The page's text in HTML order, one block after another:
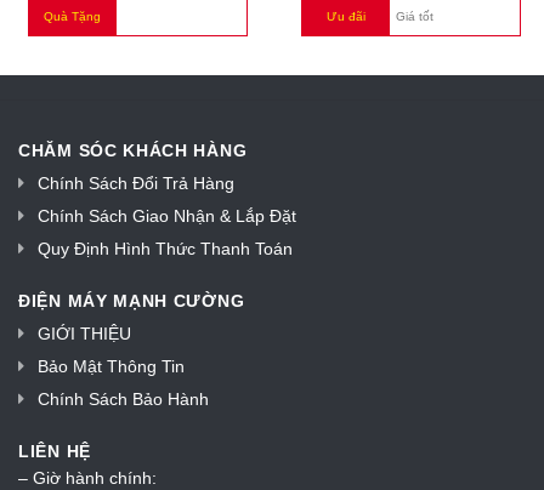
Quà Tặng Ưu đãi Giá tốt
CHĂM SÓC KHÁCH HÀNG
Chính Sách Đổi Trả Hàng
Chính Sách Giao Nhận & Lắp Đặt
Quy Định Hình Thức Thanh Toán
ĐIỆN MÁY MẠNH CƯỜNG
GIỚI THIỆU
Bảo Mật Thông Tin
Chính Sách Bảo Hành
LIÊN HỆ
– Giờ hành chính: